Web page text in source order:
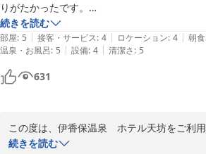
次回もぜひ、ご両親とご一緒に当館にてゆっ
ますと幸いです。
伊香保温泉 ホテル天坊
りがたかったです。
お風呂も満足でした。
バイキングは、値段なりなのかなと思います
女将さんやフロントの方が忙しい中でも、笑
たので、最初から最後まで気持ち良く過ごさ
続きを読む
部屋: 5 | 接客・サービス: 4 | ロケーション: 4 | 朝食
温泉・お風呂: 5 | 設備: 4 | 清潔さ: 5
631
この度は、伊香保温泉　ホテル天坊をご利
とうございます。
続きを読む